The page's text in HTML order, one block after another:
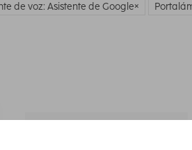
de voz: Asistente de Google